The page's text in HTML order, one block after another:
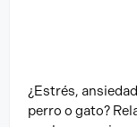
¿Estrés,
perro o gato?